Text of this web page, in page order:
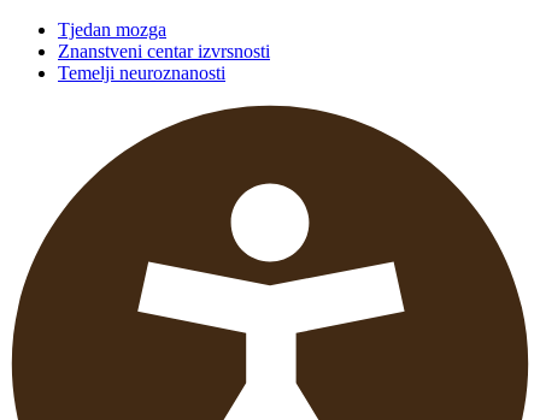
Tjedan mozga
Znanstveni centar izvrsnosti
Temelji neuroznanosti